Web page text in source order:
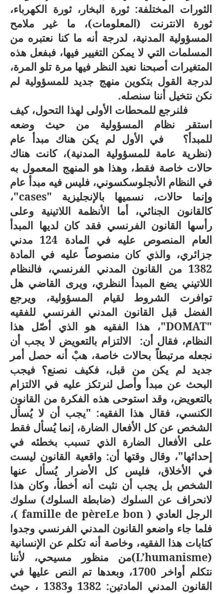
الثورات المختلفة: ثورة البخار، ثورة الكهرباء،
ثورة الانترنت (المعلومات)، ما غير ملامح
المسؤولية المدنية، لدرجة أنه ما كنا نعتبره من
المسلمات التي لا يمكن التغيير فيها، فبفعل هذه
المتغيرات أصبحنا نعيد النظر فيها مرة تلو المرة،
لدرجة القول بتكوين منهج جديد للمسؤولية لم
نكن نتخيل أننا سنصله.
فلنرجع للمحطات الأولى لهذا التحول، كيف
استقر نظام المسؤولية من حيث وضعه
للمبدأ؟ في الأول لم يكن هناك مبدأ عام
(نظرية عامة للمسؤولية المدنية)، كانت هناك
حالات خاصة فقط، وهذا هو المنهج المعمول به
في النظام الأنجلوسكسوني، فليس فيه مبدأ عام
وإنما حالات، نسميها بالإنجليزية " cases"،
كالقانون الجنائي، أما الأنظمة اللاتينية وعلى
رأسها القانون الفرنسي فقد كان لديها المبدأ
العام المنصوص عليه في المادة 124 مدني
جزائري، والذي كان منصوصاً عليه في المادة
1382 من القانون المدني الفرنسي، فالنظام
اللاتيني يضع المبدأ النظري، ويرى القاضي هل
توافرت الشروط لقيام المسؤولية، ويرجع
الفضل قبل القانون المدني الفرنسي للفقيه
DOMAT"، هذا الفقيه هو الذي أصّل هذا
النظام، فقال أن: الالتزام بالتعويض لا يجب أن
نجعله مرتبطاً بحالات خاصة، هبْ أنه حصل أمر
جديد لم يكن من قبل، فكيف نصنع؟ فيجب
البحث عن مبدأ وأصل لنرتكز عليه في الالتزام
بالتعويض، وقد استوحى هذه الفكرة من القانون
الكنسي، فقال هذا الفقيه: "يجب أن لا يُسأل
الشخص عن كل الأفعال الضارة، إنما يُسأل فقط
على الأفعال الضارة الذي تسبب بخطئه في
إحداثها"، وقال وقتها أن: واقعية القانون ليست
في الأخلاق، فليس كل الأضرار يُسأل عنها
الشخص بل يجب أن نثبت أنه أخطأ، وكان هذا
لانحراف عن السلوك (ضابطة السلوك) سلوك
الرجل العادي ( Le bon
père
de
famille )،
فلما جاء واضعو القانون المدني الفرنسي وجدوا
كتابات هذا الفقيه، وخاصة أنه تكلم عن الإنسانية
L’humanisme)من منظور مسيحي، لأننا
نتكلم أواخر 1700، وبعدها تم النص عليها في
القانون المدني المادتين: 1382 و1383 ، حيث